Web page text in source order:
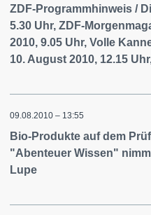
ZDF-Programmhinweis /
5.30 Uhr, ZDF-
2010, 9.05 Uhr, Volle
10. August 2010, 12.15
09.08.2010 – 13:55
Bio-Produkte auf dem
"Abenteuer Wissen"
Lupe